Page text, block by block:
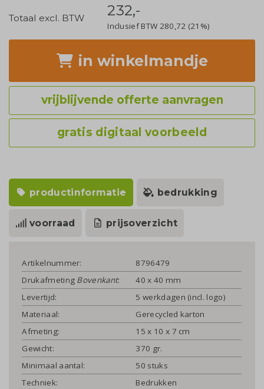
Totaal excl. BTW 232,-
Inclusief BTW 280,72 (21%)
in winkelmandje
vrijblijvende offerte aanvragen
gratis digitaal voorbeeld
productinformatie bedrukking
voorraad prijsoverzicht
Artikelnummer:
8796479
Drukafmeting Bovenkant:
40 x 40 mm
Levertijd:
5 werkdagen (incl. logo)
Materiaal:
Gerecycled karton
Afmeting:
15 x 10 x 7 cm
Gewicht:
370 gr.
Minimaal aantal:
50 stuks
Techniek:
Bedrukken